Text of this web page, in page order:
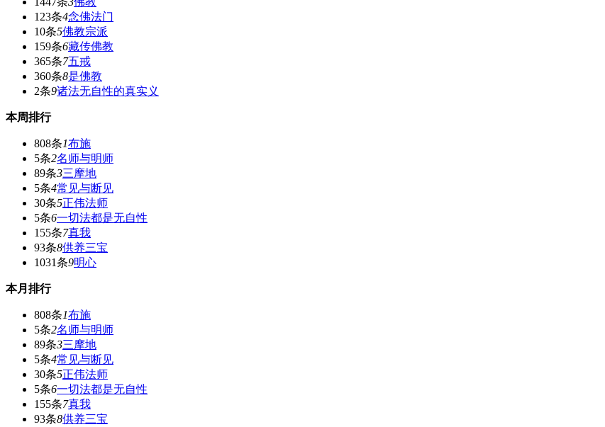
123条4念佛法门
10条5佛教宗派
159条6藏传佛教
365条7五戒
360条8是佛教
2条9诸法无自性的真实义
本周排行
808条1布施
5条2名师与明师
89条3三摩地
5条4常见与断见
30条5正伟法师
5条6一切法都是无自性
155条7真我
93条8供养三宝
1031条9明心
本月排行
808条1布施
5条2名师与明师
89条3三摩地
5条4常见与断见
30条5正伟法师
5条6一切法都是无自性
155条7真我
93条8供养三宝